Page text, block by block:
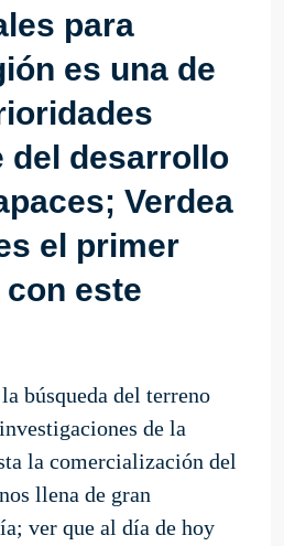
para
es una de
del desarrollo
Verdea
el primer
este
búsqueda del terreno
de la
la comercialización del
llena de gran
ver que al día de hoy